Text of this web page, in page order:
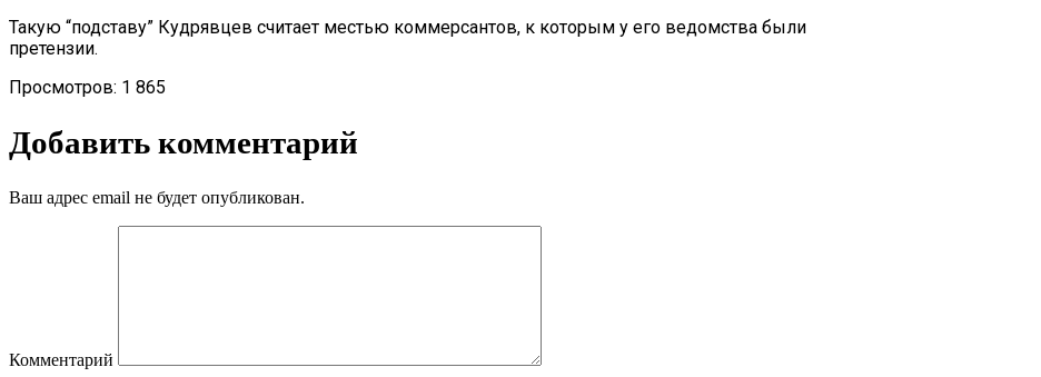
Такую “подставу” Кудрявцев считает местью коммерсантов, к которым у его ведомства были
претензии.
Просмотров: 1 865
Добавить комментарий
Ваш адрес email не будет опубликован.
Комментарий